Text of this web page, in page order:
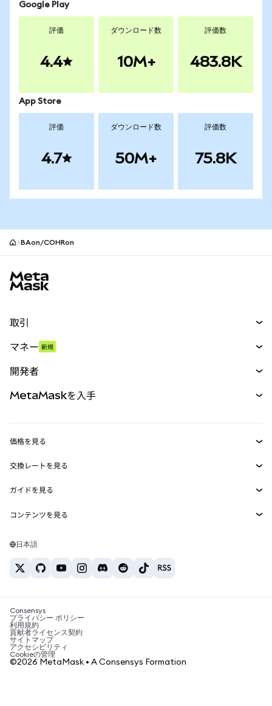
Google Play
評価
4.4
ダウンロード数
10M+
評価数
483.8K
App Store
評価
4.7
ダウンロード数
50M+
評価数
75.8K
BAon/COHRon
取引
パーペチュアル
RWA
マネー 新規
開発者
MetaMask Connect
Snaps
Web3サービス
MetaMaskを入手
セキュリティ
サポート
キャリア
お問い合わせ
価格を見る
イーサリアムの価格
Solanaの価格
Tetherの価格
交換レートを見る
ETH→USD
USDT→INR
BTC→INR
ETH→USDT
ガイドを見る
ETHの購入
USDTの購入
SHIBの購入
BNBの購入
コンテンツを見る
Solanaウォレット
税制関連ニュース
暗号資産の購入方法は？
ビットコインを売るには？
日本語
Consensys
プライバシー ポリシー
利用規約
貢献者ライセンス契約
サイトマップ
アクセシビリティ
Cookieの管理
©2026 MetaMask • A Consensys Formation